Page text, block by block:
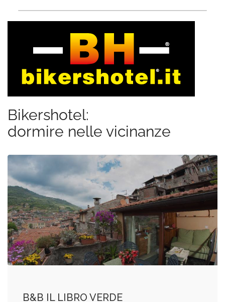
Bikershotel:
dormire nelle vicinanze
B&B IL LIBRO VERDE